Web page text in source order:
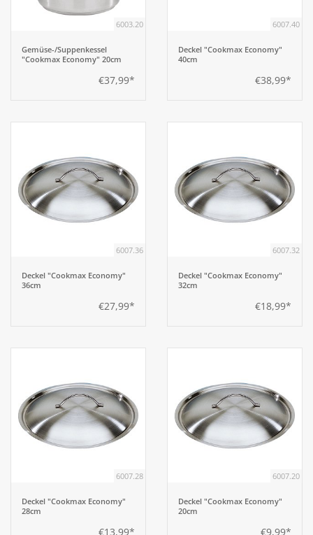
6003.20
Gemüse-/Suppenkessel
"Cookmax Economy" 20cm
€37,99*
6007.40
Deckel "Cookmax Economy"
40cm
€38,99*
6007.36
Deckel "Cookmax Economy"
36cm
€27,99*
6007.32
Deckel "Cookmax Economy"
32cm
€18,99*
6007.28
Deckel "Cookmax Economy"
28cm
€13,99*
6007.20
Deckel "Cookmax Economy"
20cm
€9,99*